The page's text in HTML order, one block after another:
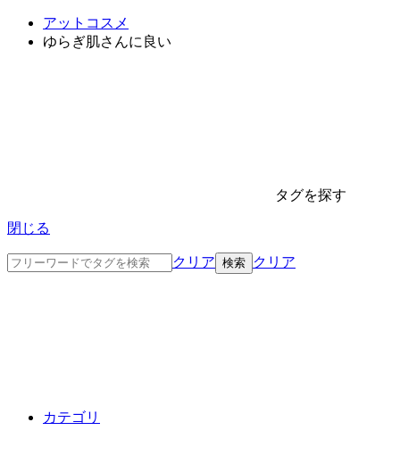
アットコスメ
ゆらぎ肌さんに良い
タグを探す
閉じる
クリア クリア
カテゴリ